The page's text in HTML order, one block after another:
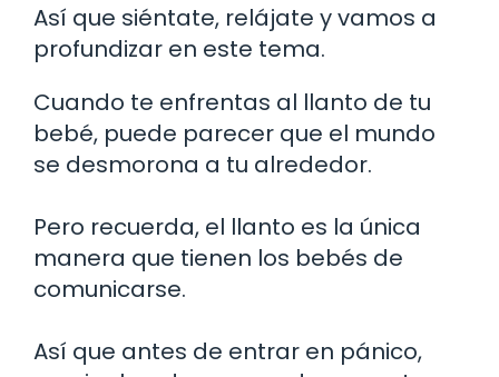
Así que siéntate, relájate y vamos a
profundizar en este tema.
Cuando te enfrentas al llanto de tu
bebé, puede parecer que el mundo
se desmorona a tu alrededor.
Pero recuerda, el llanto es la única
manera que tienen los bebés de
comunicarse.
Así que antes de entrar en pánico,